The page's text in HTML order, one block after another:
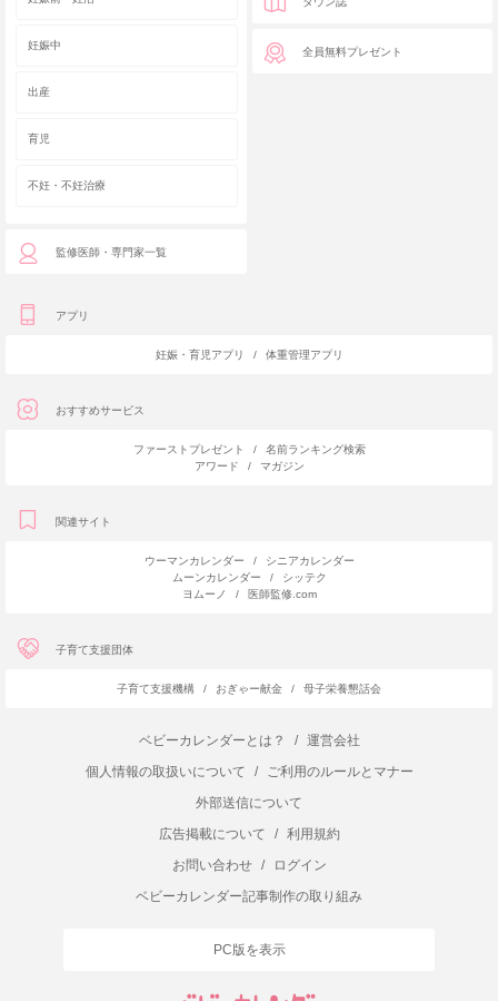
妊娠中
出産
育児
不妊・不妊治療
監修医師・専門家一覧
全員無料プレゼント
アプリ
妊娠・育児アプリ / 体重管理アプリ
おすすめサービス
ファーストプレゼント /
名前ランキング検索
アワード
/ マガジン
関連サイト
ウーマンカレンダー /
シニアカレンダー
ムーンカレンダー
/
シッテク
ヨムーノ
/ 医師監修.com
子育て支援団体
子育て支援機構 / おぎゃー献金 / 母子栄養懇話会
ベビーカレンダーとは？ /
運営会社
個人情報の取扱いについて
/
ご利用のルールとマナー
外部送信について
広告掲載について
/
利用規約
お問い合わせ
/
ログイン
ベビーカレンダー記事制作の取り組み
PC版を表示